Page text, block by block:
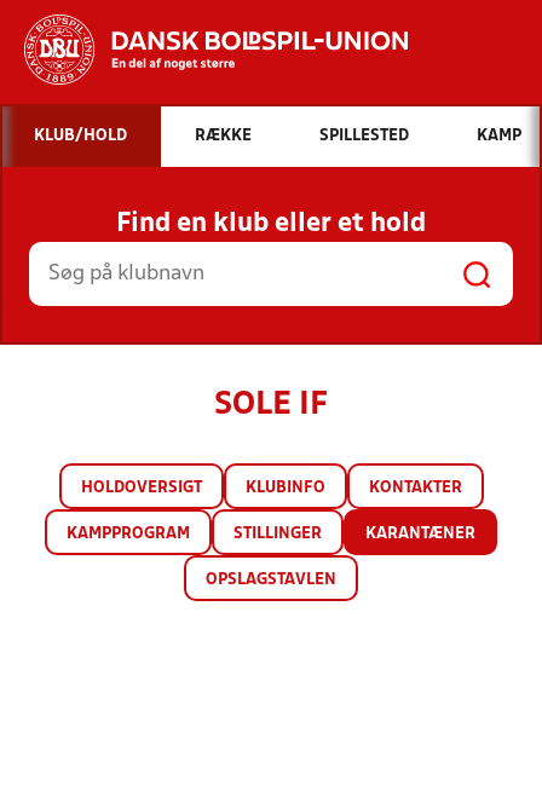
Hvad vil du søge efter?
INDHOLD OG NYHEDER
STILLINGER, RESULTATER, KLUBBER OG
HOLD
KLUB/HOLD RÆKKE SPILLESTED KAMP
Find en klub eller et hold
SOLE IF
HOLDOVERSIGT KLUBINFO KONTAKTER
KAMPPROGRAM STILLINGER KARANTÆNER
OPSLAGSTAVLEN